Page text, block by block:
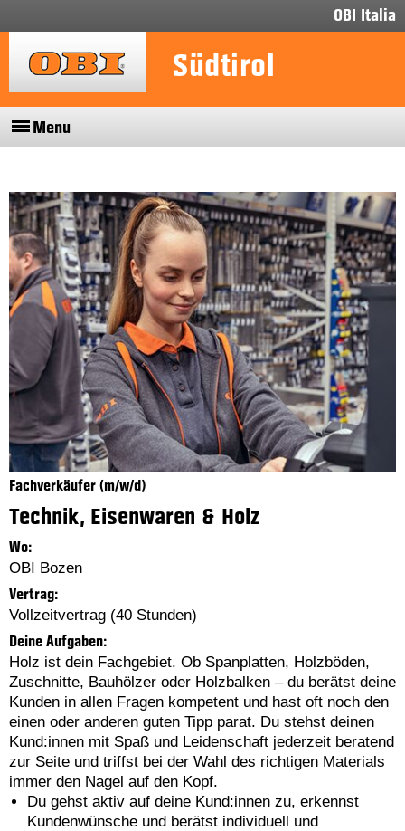
OBI Italia
Südtirol
Menu
Fachverkäufer (m/w/d)
Technik, Eisenwaren & Holz
Wo:
OBI Bozen
Vertrag:
Vollzeitvertrag (40 Stunden)
Deine Aufgaben:
Holz ist dein Fachgebiet. Ob Spanplatten, Holzböden,
Zuschnitte, Bauhölzer oder Holzbalken – du berätst deine
Kunden in allen Fragen kompetent und hast oft noch den
einen oder anderen guten Tipp parat. Du stehst deinen
Kund:innen mit Spaß und Leidenschaft jederzeit beratend
zur Seite und triffst bei der Wahl des richtigen Materials
immer den Nagel auf den Kopf.
Du gehst aktiv auf deine Kund:innen zu, erkennst
Kundenwünsche und berätst individuell und